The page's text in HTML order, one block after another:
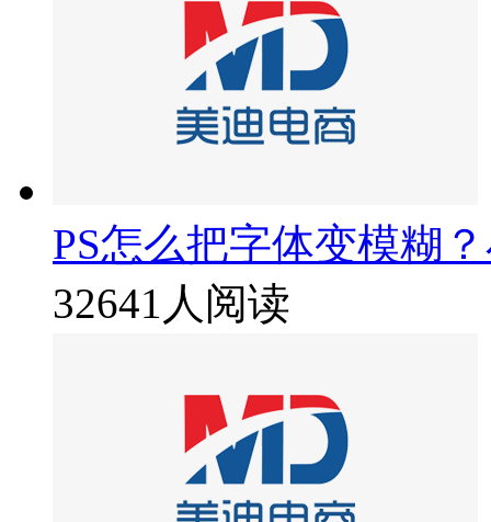
PS怎么把字体变模糊
32641人阅读